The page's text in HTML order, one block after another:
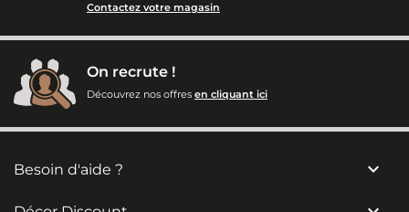
Contactez votre magasin
On recrute !
Découvrez nos offres en cliquant ici
Besoin d'aide ? 